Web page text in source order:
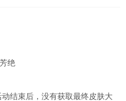
绝
结束后，没有获取最终皮肤大